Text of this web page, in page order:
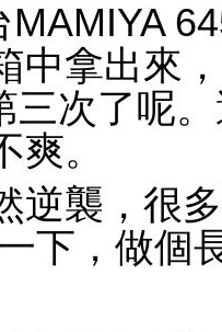
中拿出來
三次了呢
。
逆襲，很
下，做個